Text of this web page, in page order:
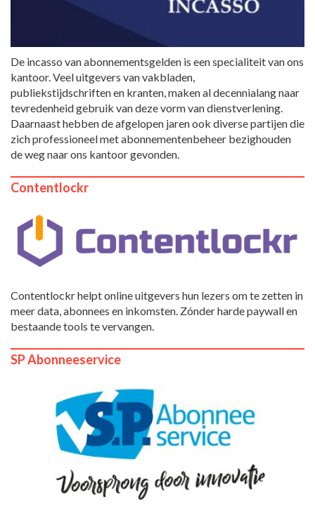
De incasso van abonnementsgelden is een specialiteit van ons
kantoor. Veel uitgevers van vakbladen,
publiekstijdschriften en kranten, maken al decennialang naar
tevredenheid gebruik van deze vorm van dienstverlening.
Daarnaast hebben de afgelopen jaren ook diverse partijen die
zich professioneel met abonnementenbeheer bezighouden
de weg naar ons kantoor gevonden.
Contentlockr
Contentlockr helpt online uitgevers hun lezers om te zetten in
meer data, abonnees en inkomsten. Zónder harde paywall en
bestaande tools te vervangen.
SP Abonneeservice